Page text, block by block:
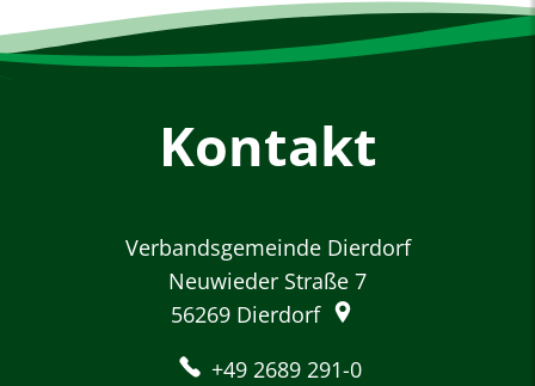
Kontakt
Verbandsgemeinde Dierdorf
Neuwieder Straße 7
56269 Dierdorf
+49 2689 291-0